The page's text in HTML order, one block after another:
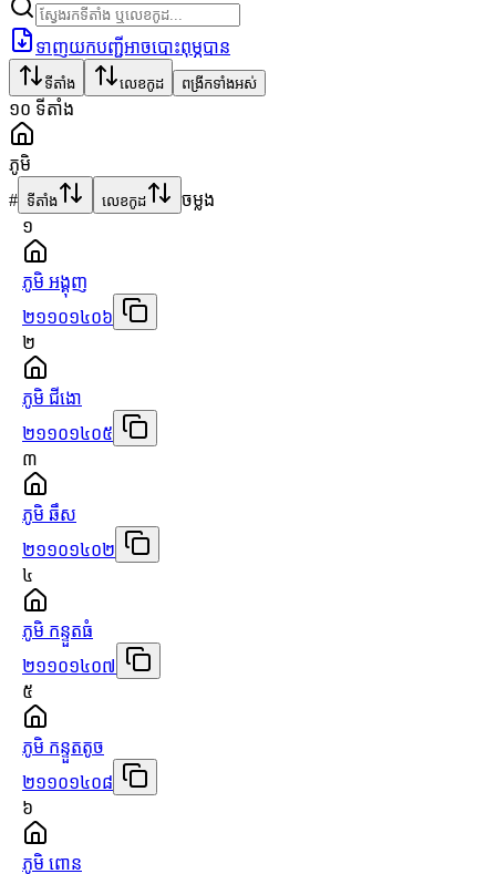
ទាញយកបញ្ជីអាចបោះពុម្ភបាន
ទីតាំង លេខកូដ ពង្រីកទាំងអស់
១០ ទីតាំង
ភូមិ
# ទីតាំង លេខកូដ
ចម្លង
១
ភូមិ អង្គុញ
២១១០១៤០៦
២
ភូមិ ជីងោ
២១១០១៤០៥
៣
ភូមិ ឆឹស
២១១០១៤០២
៤
ភូមិ កន្ទួតធំ
២១១០១៤០៧
៥
ភូមិ កន្ទួតតូច
២១១០១៤០៨
៦
ភូមិ ពោន